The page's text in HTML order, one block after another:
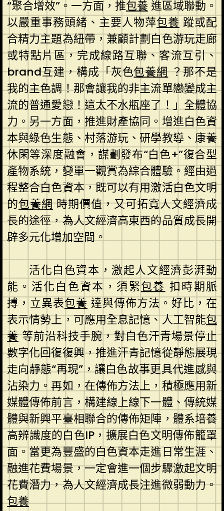
“聚合增效”。一方面，推包養 進區域聯動。
以嚴重事務頭緒、主要人物萍包養 蹤或配
合精力主題為紐帶，兼顧計劃白色游玩走廊
或特點片區，完成線路互聯、客流互引、
brand互建，構成「灰色包養網？那不是
我的主色調！那會讓我的非主流單戀變成主
流的普通愛戀！這太不水瓶座了！」全體協
力。另一方面，推進財產協同。增進白色資
本與綠色生態、村落游玩、研學教導、康養
休閑等深度融會，謀劃發布“白色+”復合型
產物系統，變單一觀賞為綜合體驗。經由過
程整合白色資本，既可以有用激活白色文明
的包養網時期價值，又可拓寬人文經濟成
長的途徑，為人文經濟高東西的品質成長開
辟多元化增加空間。
活化白色資本，激起人文經濟彭湃動
能。活化白色資本，須緊包養 扣時期脈
搏，立異表包養 達與傳佈方法。好比，在
表示情勢上，可應用全息記憶、人工智能包
養等前沿科技手腕，對白色汗青場景停止
數字化回復復興，推進汗青記憶從靜態展現
走向靜態“再現”，讓白色故事更具代進感與
沾染力。再如，在傳佈方法上，積極應用新
媒體傳佈前言，構建線上線下一體、傳統媒
體與新興平臺相聯合的傳佈矩陣，體系培養
高辨識度的白色IP，擴展白色文明傳佈籠罩
面。當更為豐盛的白色資本走進日常生涯、
融進花費場景，一定會進一個步驟激起文明
花費潛力，為人文經濟成長注進微弱動力。
包養